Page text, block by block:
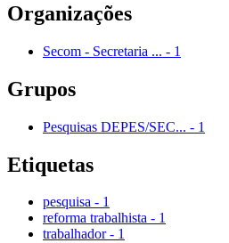
Organizações
Secom - Secretaria ... - 1
Grupos
Pesquisas DEPES/SEC... - 1
Etiquetas
pesquisa - 1
reforma trabalhista - 1
trabalhador - 1